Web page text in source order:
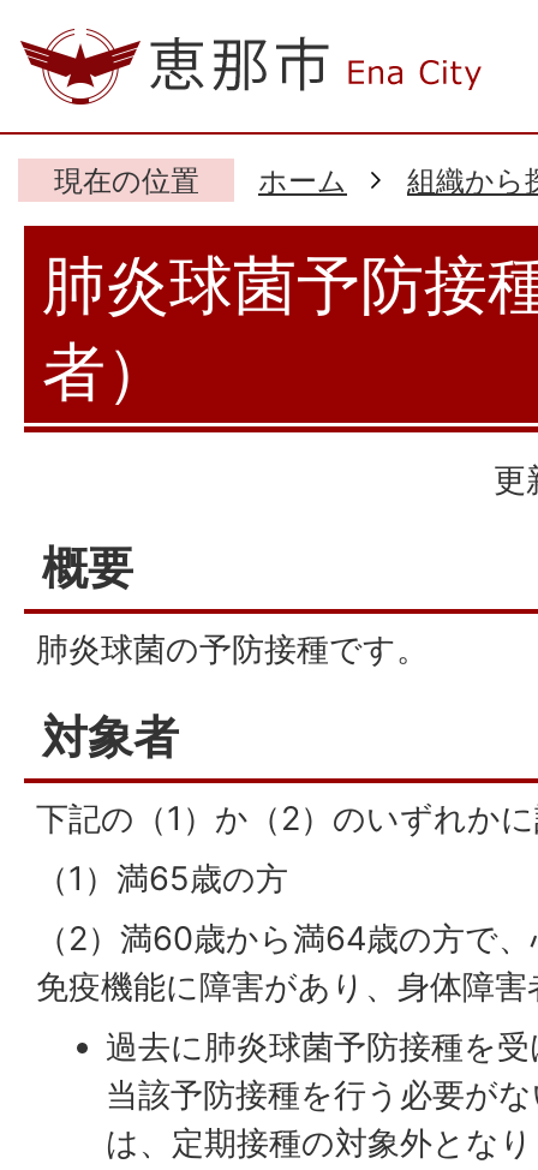
現在の位置 ホーム 組織から
肺炎球菌予防接
者）
更
概要
肺炎球菌の予防接種です。
対象者
下記の（1）か（2）のいずれか
（1）満65歳の方
（2）満60歳から満64歳の方で
免疫機能に障害があり、身体障
過去に肺炎球菌予防接種を
当該予防接種を行う必要が
は、定期接種の対象外とな